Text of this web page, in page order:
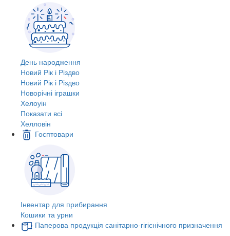
День народження
Новий Рік і Різдво
Новий Рік і Різдво
Новорічні іграшки
Хелоуін
Показати всі
Хелловін
Госптовари
Інвентар для прибирання
Кошики та урни
Паперова продукція санітарно-гігієнічного призначення